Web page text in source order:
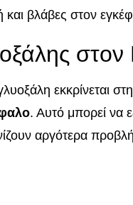
βλάβες στον
στον
εκκρίνεται
. Αυτό μπορεί να
αργότερα